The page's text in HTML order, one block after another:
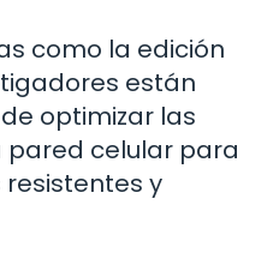
como la edición
están
optimizar las
celular para
y